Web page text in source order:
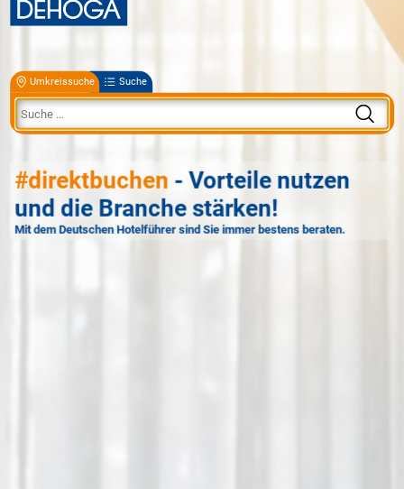
Umkreissuche Suche
#direktbuchen - Vorteile nutzen
und die Branche stärken!
Mit dem Deutschen Hotelführer sind Sie immer bestens beraten.